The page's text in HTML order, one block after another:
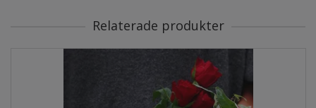
Relaterade produkter